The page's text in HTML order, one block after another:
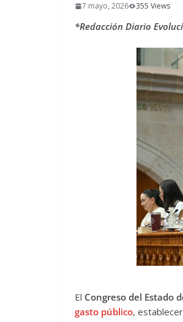
7 mayo, 2026 355 Views
*Redacción Diario
El Congreso del Estado
gasto público,